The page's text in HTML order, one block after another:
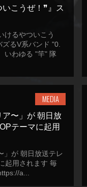
いこうぜ！❞』ス
けるやついこう
るV系バンド "0.
いわゆる "竿" 隊
MEDIA
ア〜」が 朝日放
テーマに起用
」が 朝日放送テレ
起用されます 毎
a...